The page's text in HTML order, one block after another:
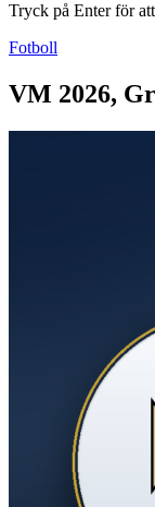
Tryck på Enter för
Fotboll
VM 2026,